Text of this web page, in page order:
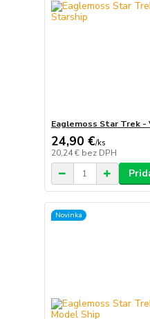
Eaglemoss Star Trek -
24,90 €/ks
20,24 € bez DPH
Novinka